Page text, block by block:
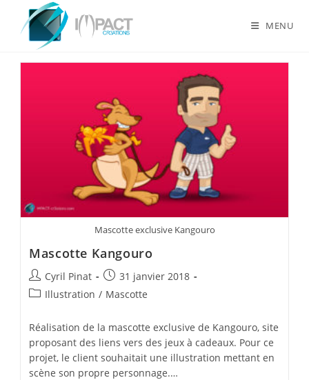
content
MENU
Mascotte exclusive Kangouro
Mascotte Kangouro
Auteur/autrice
de
Cyril Pinat
Publication
publiée :
31 janvier 2018
PostIllustration / Mascotte
Réalisation de la mascotte exclusive de Kangouro, site
proposant des liens vers des jeux à cadeaux. Pour ce
projet, le client souhaitait une illustration mettant en
scène son propre personnage.…